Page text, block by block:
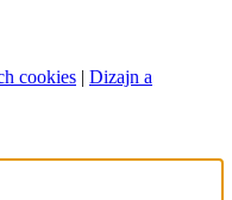
cookies | Dizajn a